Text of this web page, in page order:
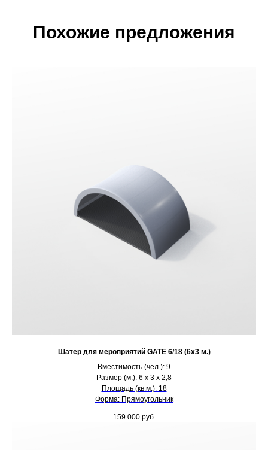
Похожие предложения
Шатер для мероприятий GATE 6/18 (6х3 м.)
Вместимость (чел.): 9
Размер (м.): 6 х 3 х 2,8
Площадь (кв.м.): 18
Форма: Прямоугольник
159 000 руб.